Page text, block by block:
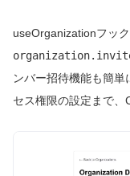
useOrganizationフッ
ンバー招待機能も簡
セス権限の設定まで、